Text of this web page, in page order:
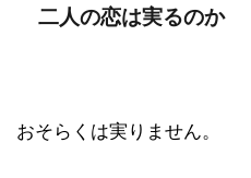
二人の恋は実るのか
おそらくは実りません。